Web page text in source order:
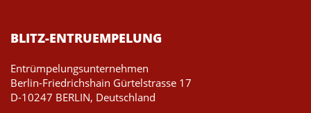
BLITZ-ENTRUEMPELUNG
Entrümpelungsunternehmen
Berlin-Friedrichshain Gürtelstrasse 17
D-10247 BERLIN, Deutschland